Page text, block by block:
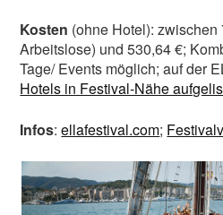
Kosten (ohne Hotel):
Arbeitslose) und 530,64 €;
Tage/ Events möglich; auf der
Hotels in Festival-Nähe
Infos:ellafestival.com;